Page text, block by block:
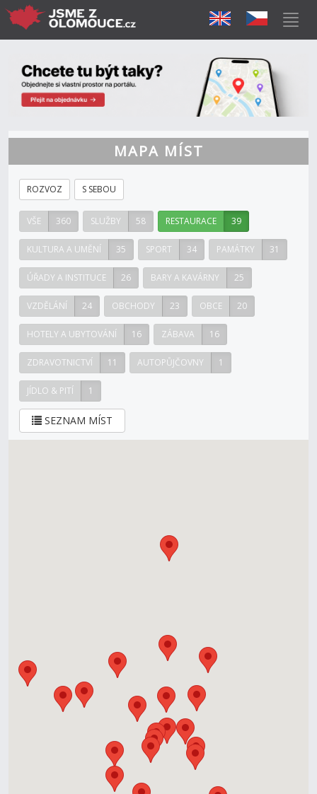
MAPA MÍST
ROZVOZ S SEBOU
VŠE 360 SLUŽBY 58 RESTAURACE 39
KULTURA A UMĚNÍ 35 SPORT 34 PAMÁTKY 31
ÚŘADY A INSTITUCE 26 BARY A KAVÁRNY 25
VZDĚLÁNÍ 24 OBCHODY 23 OBCE 20
HOTELY A UBYTOVÁNÍ 16 ZÁBAVA 16
ZDRAVOTNICTVÍ 11 AUTOPŮJČOVNY 1
JÍDLO & PITÍ 1
SEZNAM MÍST